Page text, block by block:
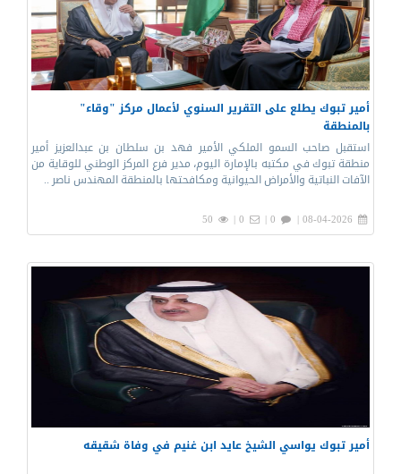
أمير تبوك يطلع على التقرير السنوي لأعمال مركز "وقاء"
بالمنطقة
استقبل صاحب السمو الملكي الأمير فهد بن سلطان بن عبدالعزيز أمير
منطقة تبوك في مكتبه بالإمارة اليوم، مدير فرع المركز الوطني للوقاية من
الآفات النباتية والأمراض الحيوانية ومكافحتها بالمنطقة المهندس ناصر ..
08-04-2026 |
0 |
0 |
50
أمير تبوك يواسي الشيخ عايد ابن غنيم في وفاة شقيقه